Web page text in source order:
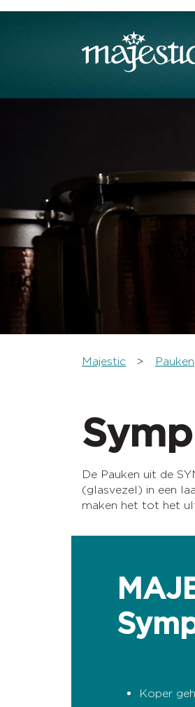
Majestic Pauken
De Pauken uit de
(glasvezel) in een
maken het tot het
Koper